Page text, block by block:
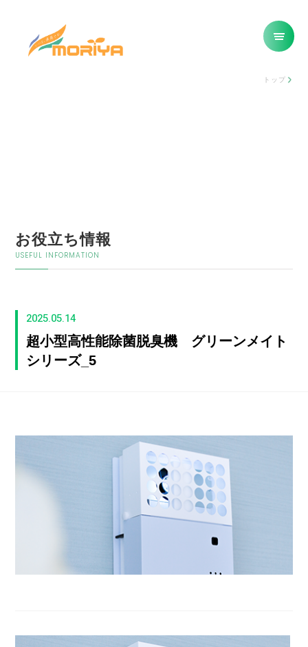
トップ
お役立ち情報
USEFUL INFORMATION
2025.05.14
超小型高性能除菌脱臭機 グリーンメイト
シリーズ_5